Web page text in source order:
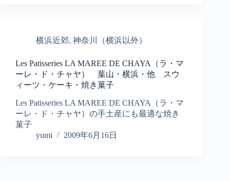
横浜近郊, 神奈川（横浜以外）
Les Patisseries LA MAREE DE CHAYA（ラ・マ
ーレ・ド・チャヤ） 葉山・横浜・他 スウ
ィーツ・ケーキ・焼き菓子
Les Patisseries LA MAREE DE CHAYA（ラ・マ
ーレ・ド・チャヤ）の手土産にも最適な焼き
菓子
yumi
2009年6月16日